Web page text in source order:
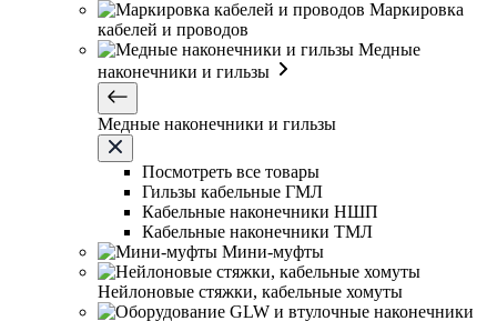
Маркировка
кабелей и проводов
Медные
наконечники и гильзы
Медные наконечники и гильзы
Посмотреть все товары
Гильзы кабельные ГМЛ
Кабельные наконечники НШП
Кабельные наконечники ТМЛ
Мини-муфты
Нейлоновые стяжки, кабельные хомуты